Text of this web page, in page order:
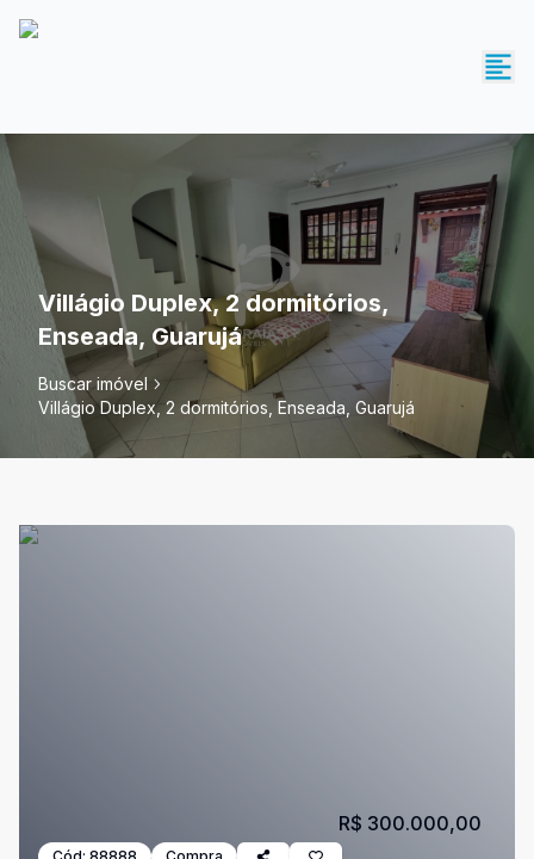
Villágio Duplex, 2 dormitórios,
Enseada, Guarujá
Buscar imóvel
Villágio Duplex, 2 dormitórios, Enseada, Guarujá
R$ 300.000,00